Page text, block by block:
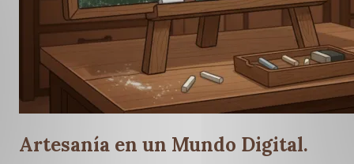
Artesanía en un Mundo Digital.